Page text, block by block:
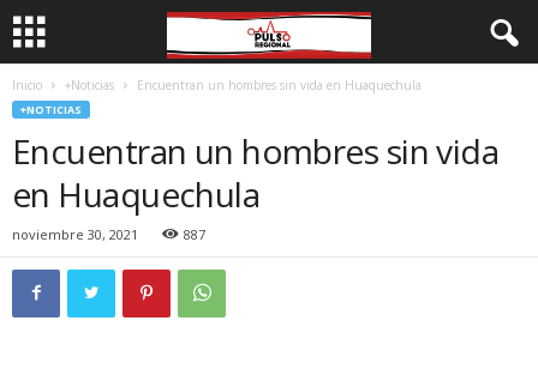
Inicio +Noticias Encuentran un hombres sin vida en Huaquechula
+NOTICIAS
Encuentran un hombres sin vida
en Huaquechula
noviembre 30, 2021 887